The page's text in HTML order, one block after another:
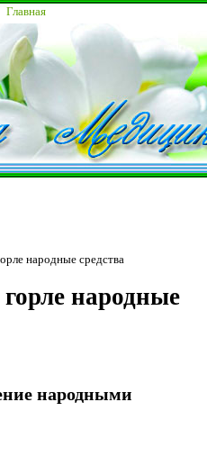
Главная
народные средства
народные
народными